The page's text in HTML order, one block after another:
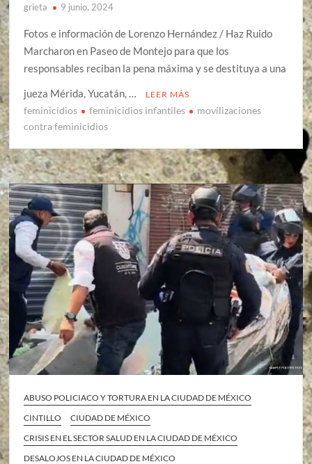
grieta 9 junio, 2024
Fotos e información de Lorenzo Hernández / Haz Ruido
Marcharon en Paseo de Montejo para que los
responsables reciban la pena máxima y se destituya a una
jueza Mérida, Yucatán, …
LEER MÁS
feminicidios feminicidios infantiles
movilizaciones
contra feminicidios
ABUSO POLICIACO Y TORTURA EN LA CIUDAD DE MÉXICO
CINTILLO
CIUDAD DE MÉXICO
CRISIS EN EL SECTOR SALUD EN LA CIUDAD DE MÉXICO
DESALOJOS EN LA CIUDAD DE MÉXICO